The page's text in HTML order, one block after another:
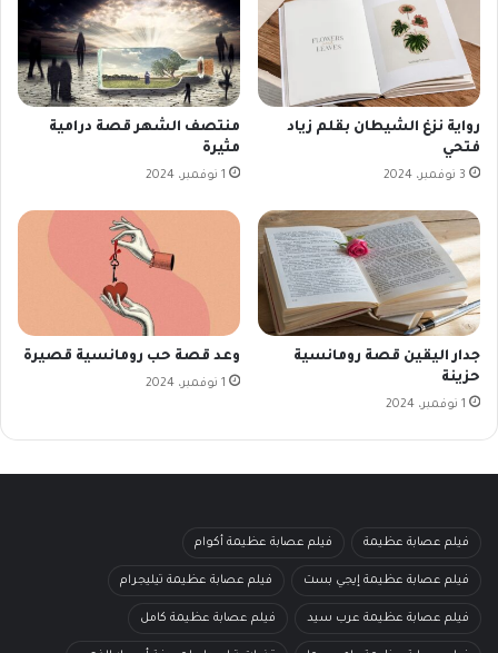
رواية نزغ الشيطان بقلم زياد
فتحي
3 نوفمبر، 2024
منتصف الشهر قصة درامية
مثيرة
1 نوفمبر، 2024
جدار اليقين قصة رومانسية
حزينة
1 نوفمبر، 2024
وعد قصة حب رومانسية قصيرة
1 نوفمبر، 2024
فيلم عصابة عظيمة فيلم عصابة عظيمة أكوام
فيلم عصابة عظيمة إيجي بست فيلم عصابة عظيمة تيليجرام
فيلم عصابة عظيمة عرب سيد فيلم عصابة عظيمة كامل